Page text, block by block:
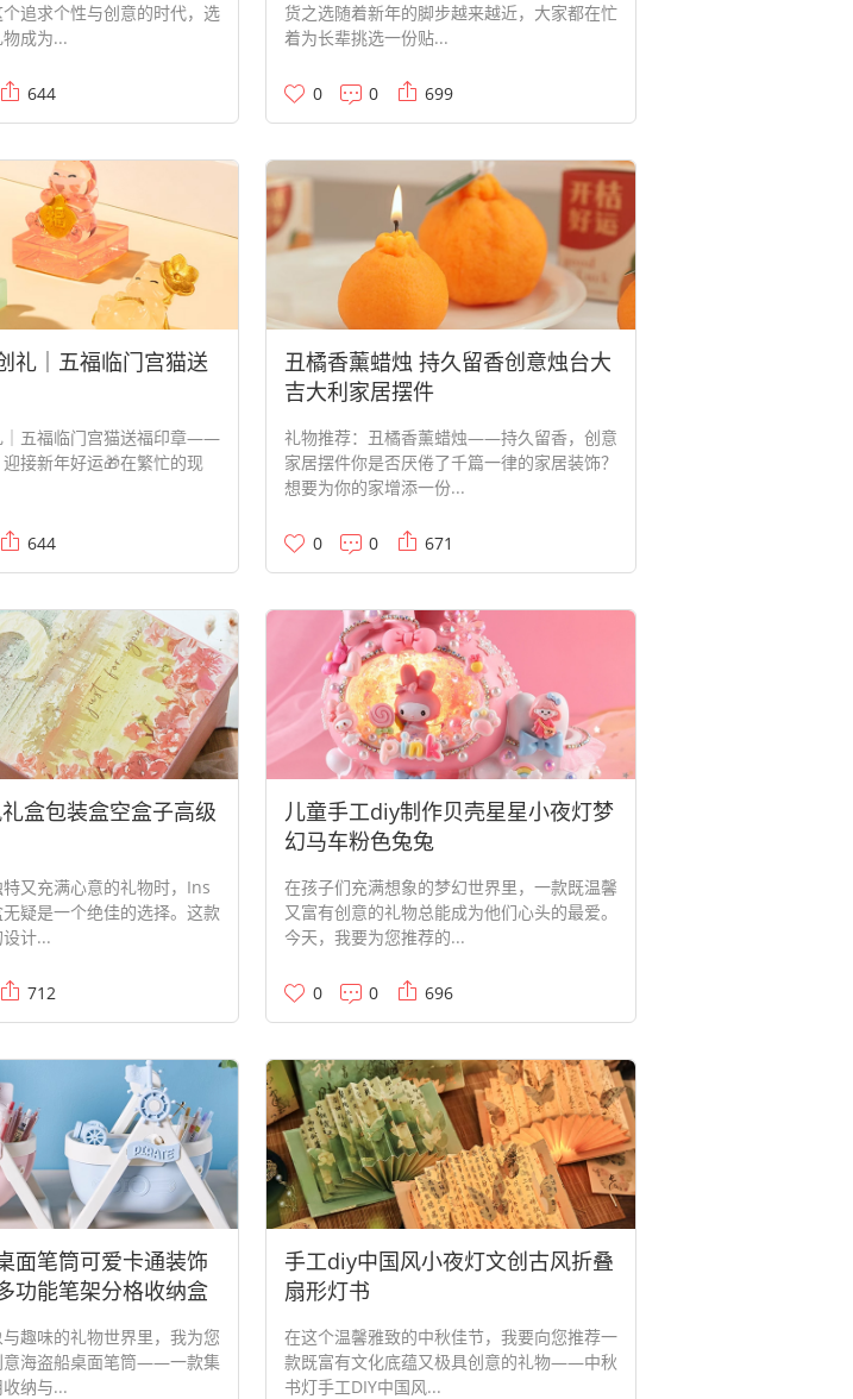
追求个性与创意的时代，选
成为...
644
货之选随着新年的脚步越来越近，大家都在忙
着为长辈挑选一份贴...
0 0 699
礼｜五福临门宫猫送
｜五福临门宫猫送福印章——
接新年好运🎁在繁忙的现
644
丑橘香薰蜡烛 持久留香创意烛台大
吉大利家居摆件
礼物推荐：丑橘香薰蜡烛——持久留香，创意
家居摆件你是否厌倦了千篇一律的家居装饰？
想要为你的家增添一份...
0 0 671
盒包装盒空盒子高级
又充满心意的礼物时，Ins
疑是一个绝佳的选择。这款
计...
712
儿童手工diy制作贝壳星星小夜灯梦
幻马车粉色兔兔
在孩子们充满想象的梦幻世界里，一款既温馨
又富有创意的礼物总能成为他们心头的最爱。
今天，我要为您推荐的...
0 0 696
面笔筒可爱卡通装饰
功能笔架分格收纳盒
趣味的礼物世界里，我为您
意海盗船桌面笔筒——一款集
纳与...
手工diy中国风小夜灯文创古风折叠
扇形灯书
在这个温馨雅致的中秋佳节，我要向您推荐一
款既富有文化底蕴又极具创意的礼物——中秋
书灯手工DIY中国风...